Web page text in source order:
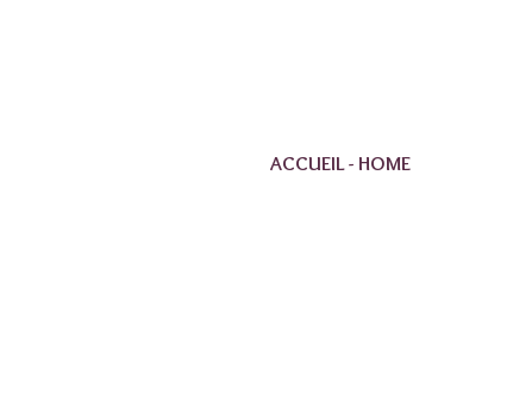
ACCUEIL - HOME